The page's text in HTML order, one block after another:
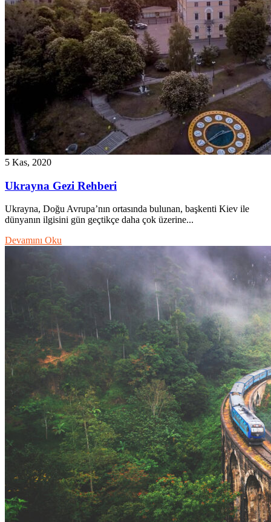
5 Kas, 2020
Ukrayna Gezi Rehberi
Ukrayna, Doğu Avrupa’nın ortasında bulunan, başkenti Kiev ile
dünyanın ilgisini gün geçtikçe daha çok üzerine...
Devamını Oku